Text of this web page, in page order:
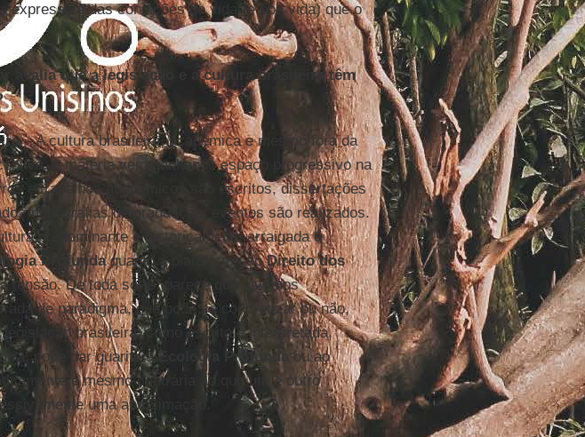
expressiva das condições de vida (e boa vida) que o
avalia que a legislação e a cultura brasileira têm
– A cultura brasileira, acadêmica e mesmo fora da
A matéria vem ganhando espaço progressivo na
e trabalhos acadêmicos são escritos, dissertações
monografias de graduação, eventos são realizados.
predominante e historicamente arraigada é
Profundaquanto à plataforma doDireito dos
tensão. De toda sorte, parece que vivemos
de paradigma, que pode se concretizar ou não,
brasileira, como escrita e interpretada,
pode dar guarita àEcologia Profunda
ou ao
é mesmo contrária ao que um e outro
uma aproximação.